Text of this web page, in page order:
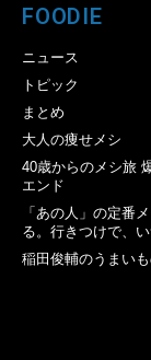
FOODIE
ニュース
トピック
まとめ
大人の痩せメシ
40歳からのメシ旅
エンド
「あの人」の定番
る。行きつけで、い
稲田俊輔のうまい